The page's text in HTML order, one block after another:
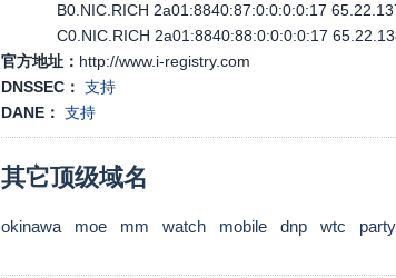
B0.NIC.RICH 2a01:8840:87:0:0:0:0:17
C0.NIC.RICH 2a01:8840:88:0:0:0:0:17
官方地址： http://www.i-registry.com
DNSSEC： 支持
DANE： 支持
其它顶级域名
okinawa moe mm watch mobile dnp wtc party